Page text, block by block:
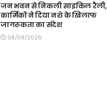
जन भवन से निकली साइकिल रैली,
कार्मिकों ने दिया नशे के खिलाफ
जागरूकता का संदेश
08/08/2026